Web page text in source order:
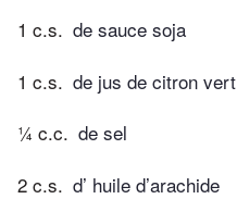
1 c.s. de sauce soja
1 c.s. de jus de citron vert
¼ c.c. de sel
2 c.s. d’ huile d’arachide